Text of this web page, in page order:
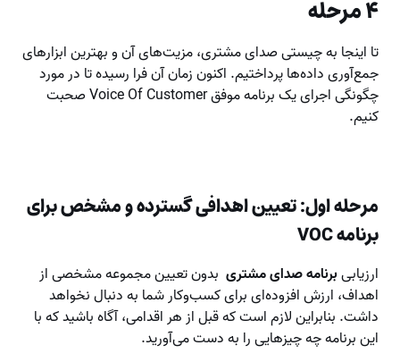
۴ مرحله
تا اینجا به چیستی صدای مشتری، مزیت‌های آن و بهترین ابزارهای
جمع‌آوری داده‌ها پرداختیم. اکنون زمان آن فرا رسیده تا در مورد
چگونگی اجرای یک برنامه موفق Voice Of Customer صحبت
کنیم.
مرحله اول: تعیین اهدافی گسترده و مشخص برای
برنامه VOC
ارزیابیبرنامه صدای مشتری بدون تعیین مجموعه مشخصی از
اهداف، ارزش افزوده‌ای برای کسب‌وکار شما به دنبال نخواهد
داشت. بنابراین لازم است که قبل از هر اقدامی، آگاه باشید که با
این برنامه چه چیزهایی را به دست می‌آورید.